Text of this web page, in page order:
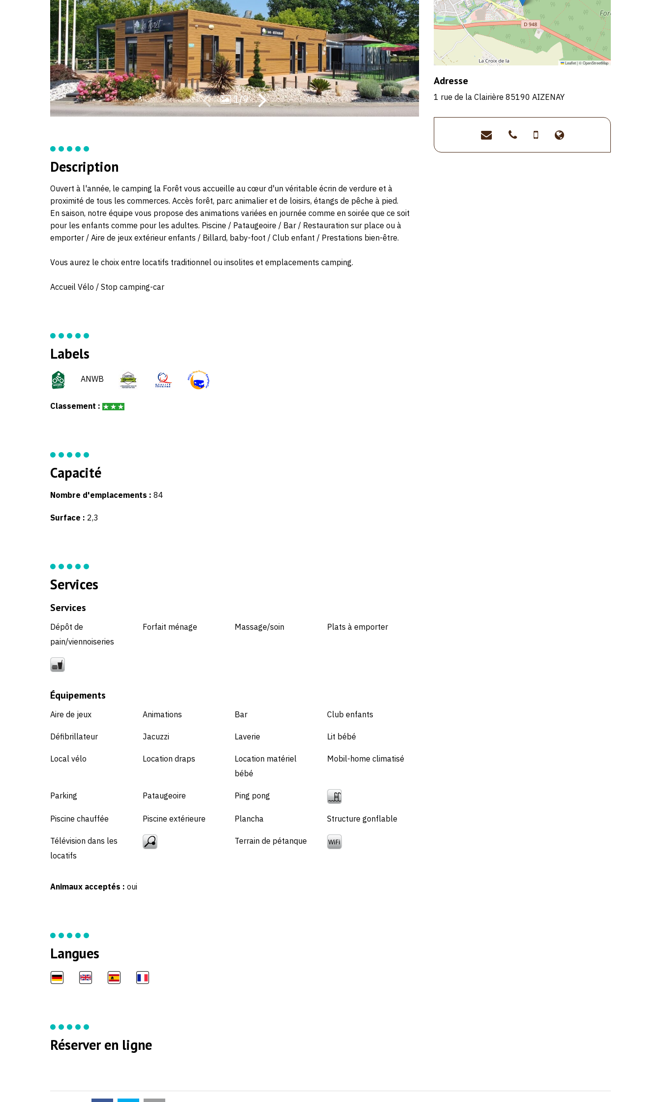
Leaflet|©OpenStreetMap
Adresse
1 rue de la Clairière 85190 AIZENAY
contact@camping-
laforet.com
>02
51
>06
09
>https://
laforet.com/
1/9
Description
Ouvert à l'année, le camping la Forêt vous accueille au cœur d'un véritable écrin de verdure et à
proximité de tous les commerces. Accès forêt, parc animalier et de loisirs, étangs de pêche à pied.
En saison, notre équipe vous propose des animations variées en journée comme en soirée que ce soit
pour les enfants comme pour les adultes. Piscine / Pataugeoire / Bar / Restauration sur place ou à
emporter / Aire de jeux extérieur enfants / Billard, baby-foot / Club enfant / Prestations bien-être.
Vous aurez le choix entre locatifs traditionnel ou insolites et emplacements camping.
Accueil Vélo / Stop camping-car
Labels
ANWB
Classement :
Capacité
Nombre d'emplacements : 84
Surface : 2,3
Services
Services
Dépôt de
pain/viennoiseries
Forfait ménage Massage/soin Plats à emporter
Équipements
Aire de jeux Animations Bar Club enfants
Défibrillateur Jacuzzi Laverie Lit bébé
Local vélo Location draps
Location matériel
bébé
Mobil-home climatisé
Parking Pataugeoire Ping pong
Piscine chauffée Piscine extérieure Plancha Structure gonflable
Télévision dans les
locatifs
Terrain de pétanque
Animaux acceptés : oui
Langues
Réserver en ligne